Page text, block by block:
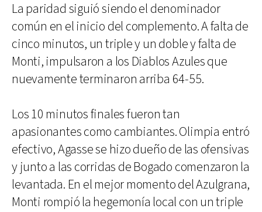
La paridad siguió siendo el denominador
común en el inicio del complemento. A falta de
cinco minutos, un triple y un doble y falta de
Monti, impulsaron a los Diablos Azules que
nuevamente terminaron arriba 64-55.
Los 10 minutos finales fueron tan
apasionantes como cambiantes. Olimpia entró
efectivo, Agasse se hizo dueño de las ofensivas
y junto a las corridas de Bogado comenzaron la
levantada. En el mejor momento del Azulgrana,
Monti rompió la hegemonía local con un triple